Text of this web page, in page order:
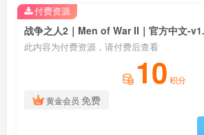
此内容为付费资源，请付费后查看
10 积分
黄金会员 免费
付费资源